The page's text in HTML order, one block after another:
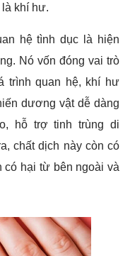
khí hư.
hệ tình dục là hiện
Nó vốn đóng vai trò
trình quan hệ, khí hư
dương vật dễ dàng
hỗ trợ tinh trùng di
chất dịch này còn có
có hại từ bên ngoài và